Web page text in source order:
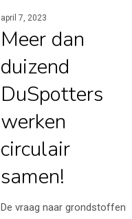
april 7, 2023
Meer dan
duizend
DuSpotters
werken
circulair
samen!
De vraag naar grondstoffen